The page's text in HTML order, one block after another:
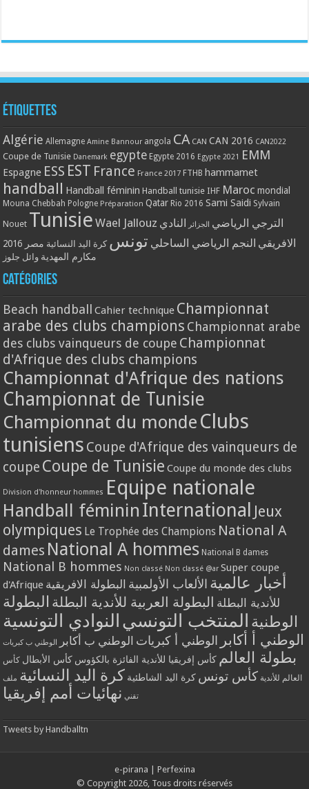
Étiquettes
Algérie Allemagne Amine Bannour angola CA CAN CAN 2016 CAN2022
Coupe de Tunisie Danemark egypte Egypte 2016 Egypte 2021 EMM
Espagne ESS EST France France 2017 FTHB hammamet
handball Handball féminin Handball tunisie IHF Maroc mondial
Mouna Chebbah Pologne Préparation Qatar Rio 2016 Sami Saidi Sylvain
Nouet Tunisie Wael Jallouz الترجي الرياضي الجزائر النادي
الافريقي النجم الرياضي الساحلي تونس كرة اليد النسائية مصر 2016
مكارم المهدية وائل جلوز
Catégories
Beach handball Cahier technique Championnat
arabe des clubs champions Championnat arabe
des clubs vainqueurs de coupe Championnat
d'Afrique des clubs champions
Championnat d'Afrique des nations
Championnat de Tunisie
Championnat du monde Clubs
tunisiens Coupe d'Afrique des vainqueurs de
coupe Coupe de Tunisie Coupe du monde des clubs
Division d'honneur hommes Equipe nationale
Handball féminin International Jeux
olympiques Le Trophée des Champions National A
dames National A hommes National B dames
National B hommes Non classé Non classé @ar Super coupe
d'Afrique
أخبار عالمية الألعاب الأولمبية البطولة الافريقية
للأندية البطلة البطولة العربية للأندية البطلة البطولة
الوطنية المنتخب التونسي النوادي التونسية
الوطني أ أكابر الوطني أ كبريات الوطني ب أكابر الوطني ب كبريات
بطولة العالم كأس إفريقيا للأندية الفائزة بالكؤوس كأس الأبطال كأس
العالم للأندية كأس تونس كرة اليد الشاطئية كرة اليد النسائية ملف
تقني نهائيات أمم إفريقيا
Tweets by Handballtn
e-pirana
Perfexina
© Copyright 2026, Tous droits réservés